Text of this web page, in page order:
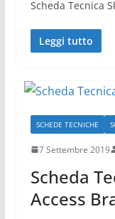
Scheda Tecnica
Leggi tutto
SCHEDE TECNICHE
7 Settembre 2019
Scheda
Access